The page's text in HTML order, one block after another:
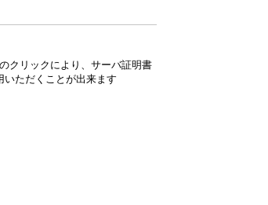
クリックにより、サーバ証明書
ただくことが出来ます